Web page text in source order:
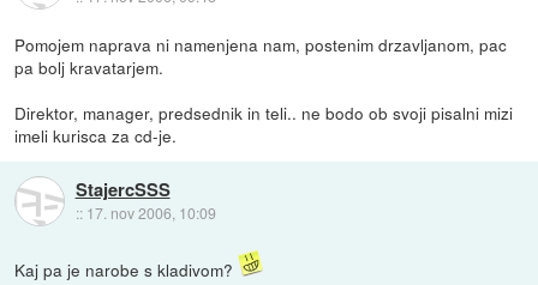
Pomojem naprava ni namenjena nam, postenim drzavljanom, pac
pa bolj kravatarjem.
Direktor, manager, predsednik in teli.. ne bodo ob svoji pisalni mizi
imeli kurisca za cd-je.
StajercSSS
:: 17. nov 2006, 10:09
Kaj pa je narobe s kladivom?